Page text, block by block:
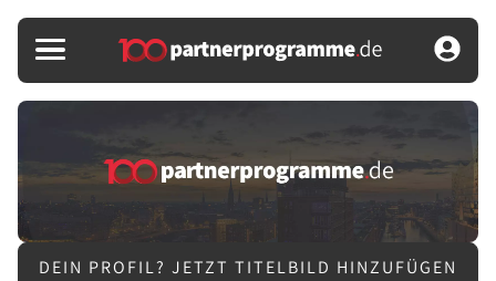
DEIN PROFIL? JETZT TITELBILD HINZUFÜGEN